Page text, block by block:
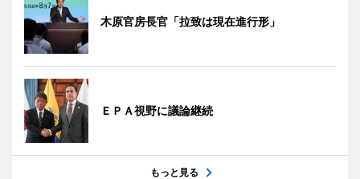
木原官房長官「拉致は現在進行形」
ＥＰＡ視野に議論継続
もっと見る